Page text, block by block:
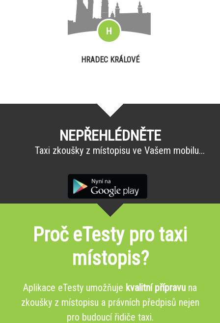
HRADEC KRÁLOVÉ
NEPŘEHLÉDNĚTE
Taxi zkoušky z místopisu ve Vašem mobilu...
Proč eTesty pro taxi
místopis?
Aplikace eTesty umožňuje kvalitní přípravu na
zkoušky z místopisu a právních předpisů nejen
pro budoucí řidiče taxi.